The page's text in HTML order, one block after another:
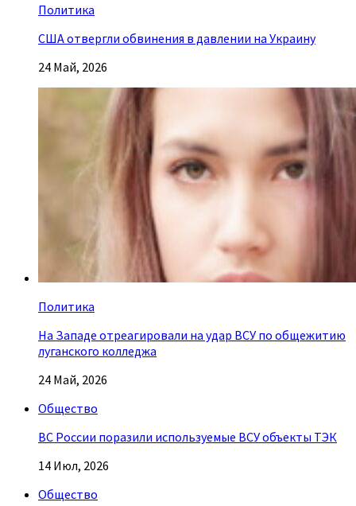
Политика
США отвергли обвинения в давлении на Украину
24 Май, 2026
Политика
На Западе отреагировали на удар ВСУ по общежитию
луганского колледжа
24 Май, 2026
Общество
ВС России поразили используемые ВСУ объекты ТЭК
14 Июл, 2026
Общество